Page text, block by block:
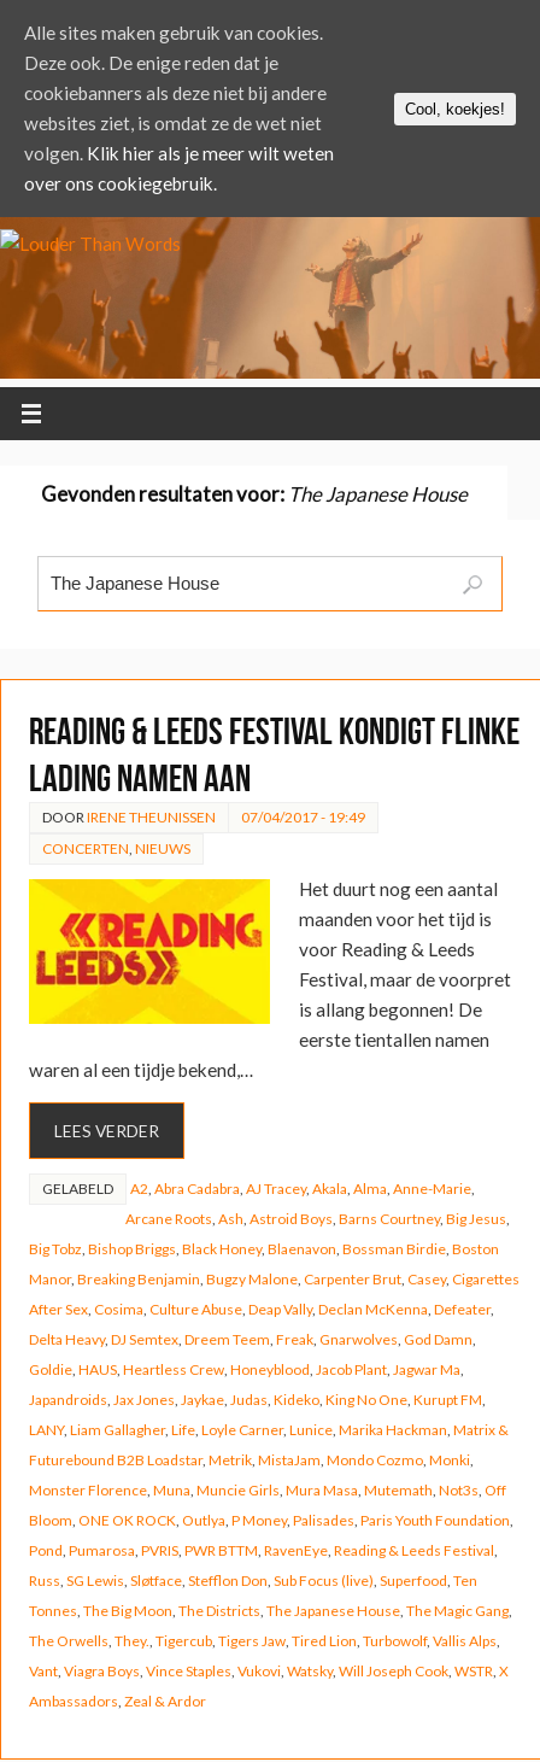
Gevonden resultaten voor: The Japanese House
Reading & Leeds Festival kondigt flinke
lading namen aan
DOOR IRENE THEUNISSEN
07/04/2017 - 19:49
CONCERTEN NIEUWS
Het duurt nog een aantal
maanden voor het tijd is
voor Reading & Leeds
Festival, maar de voorpret
is allang begonnen! De
eerste tientallen namen
waren al een tijdje bekend,…
LEES VERDER
GELABELD A2 Abra Cadabra AJ Tracey, Akala Alma Anne-Marie,
Arcane Roots Ash Astroid Boys Barns Courtney, Big Jesus
Big Tobz Bishop Briggs Black Honey, Blaenavon Bossman Birdie, Boston
Manor, Breaking Benjamin Bugzy Malone, Carpenter Brut, Casey, Cigarettes
After Sex, Cosima Culture Abuse, Deap Vally, Declan McKenna Defeater,
Delta Heavy, DJ Semtex, Dreem Teem Freak, Gnarwolves God Damn
Goldie, HAUS, Heartless Crew, Honeyblood Jacob Plant, Jagwar Ma
Japandroids Jax Jones Jaykae, Judas Kideko, King No One, Kurupt FM
LANY, Liam Gallagher, Life, Loyle Carner, Lunice, Marika Hackman Matrix &
Futurebound B2B Loadstar, Metrik, MistaJam Mondo Cozmo, Monki,
Monster Florence, Muna Muncie Girls Mura Masa Mutemath Not3s Off
Bloom ONE OK ROCK Outlya P Money, Palisades Paris Youth Foundation
Pond Pumarosa PVRIS, PWR BTTM RavenEye, Reading & Leeds Festival
Russ SG Lewis Sløtface, Stefflon Don Sub Focus (live) Superfood Ten
Tonnes The Big Moon The Districts The Japanese House, The Magic Gang,
The Orwells They. Tigercub, Tigers Jaw, Tired Lion Turbowolf, Vallis Alps
Vant, Viagra Boys Vince Staples Vukovi, Watsky, Will Joseph Cook, WSTR X
Ambassadors Zeal & Ardor
Alle sites maken gebruik van cookies.
Deze ook. De enige reden dat je
cookiebanners als deze niet bij andere
websites ziet, is omdat ze de wet niet
volgen. Klik hier als je meer wilt weten
over ons cookiegebruik.
Cool, koekjes!